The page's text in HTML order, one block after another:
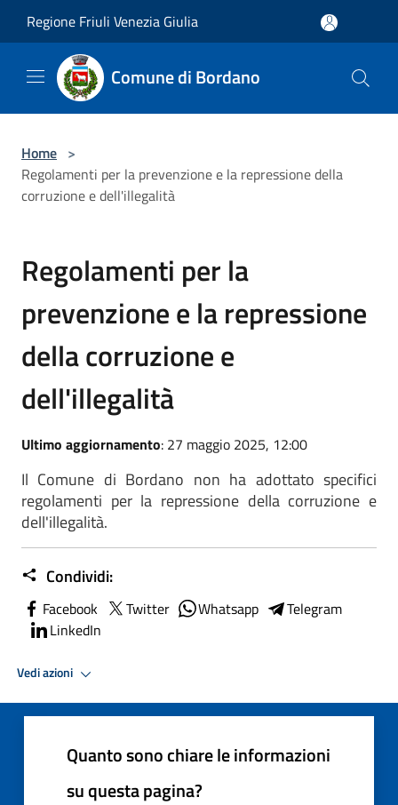
Regione Friuli Venezia Giulia
Comune di Bordano
Home >
Regolamenti per la prevenzione e la repressione della
corruzione e dell'illegalità
Regolamenti per la
prevenzione e la repressione
della corruzione e
dell'illegalità
Ultimo aggiornamento: 27 maggio 2025, 12:00
Il Comune di Bordano non ha adottato specifici
regolamenti per la repressione della corruzione e
dell'illegalità.
Condividi:
Facebook Twitter Whatsapp
Telegram
LinkedIn
Vedi azioni
Quanto sono chiare le informazioni
su questa pagina?